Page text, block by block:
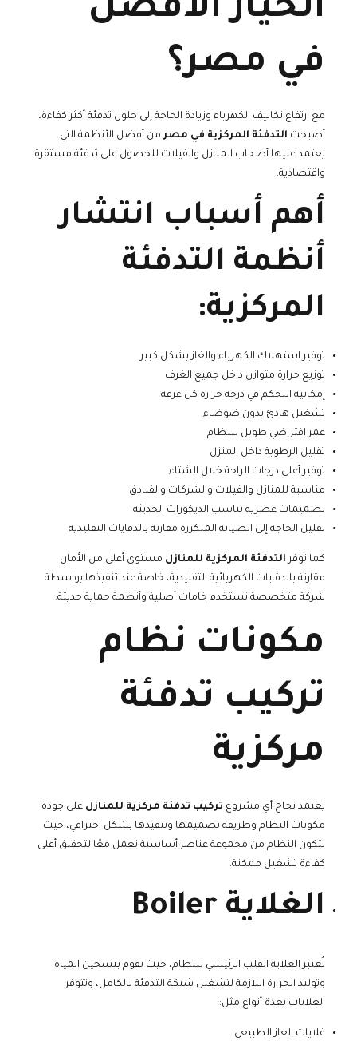
الخيار الأفضل
في مصر؟
مع ارتفاع تكاليف الكهرباء وزيادة الحاجة إلى حلول تدفئة أكثر كفاءة،
أصبحت التدفئة المركزية في مصرمن أفضل الأنظمة التي
يعتمد عليها أصحاب المنازل والفيلات للحصول على تدفئة مستقرة
واقتصادية.
أهم أسباب انتشار
أنظمة التدفئة
المركزية:
توفير استهلاك الكهرباء والغاز بشكل كبير
توزيع حرارة متوازن داخل جميع الغرف
إمكانية التحكم في درجة حرارة كل غرفة
تشغيل هادئ بدون ضوضاء
عمر افتراضي طويل للنظام
تقليل الرطوبة داخل المنزل
توفير أعلى درجات الراحة خلال الشتاء
مناسبة للمنازل والفيلات والشركات والفنادق
تصميمات عصرية تناسب الديكورات الحديثة
تقليل الحاجة إلى الصيانة المتكررة مقارنة بالدفايات التقليدية
كما توفرالتدفئة المركزية للمنازل مستوى أعلى من الأمان
مقارنة بالدفايات الكهربائية التقليدية، خاصة عند تنفيذها بواسطة
شركة متخصصة تستخدم خامات أصلية وأنظمة حماية حديثة.
مكونات نظام
تركيب تدفئة
مركزية
يعتمد نجاح أي مشروع تركيب تدفئة مركزية للمنازل على جودة
مكونات النظام وطريقة تصميمها وتنفيذها بشكل احترافي، حيث
يتكون النظام من مجموعة عناصر أساسية تعمل معًا لتحقيق أعلى
كفاءة تشغيل ممكنة.
الغلاية Boiler
تُعتبر الغلاية القلب الرئيسي للنظام، حيث تقوم بتسخين المياه
وتوليد الحرارة اللازمة لتشغيل شبكة التدفئة بالكامل، وتتوفر
الغلايات بعدة أنواع مثل:
غلايات الغاز الطبيعي